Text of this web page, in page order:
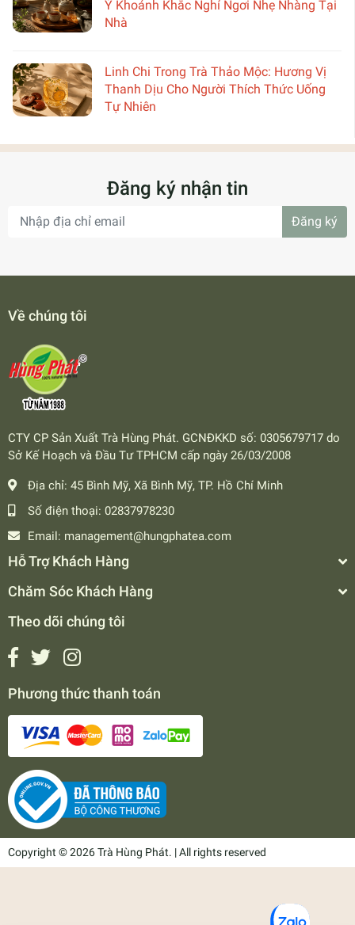
Ý Khoảnh Khắc Nghỉ Ngơi Nhẹ Nhàng Tại
Nhà
Linh Chi Trong Trà Thảo Mộc: Hương Vị
Thanh Dịu Cho Người Thích Thức Uống
Tự Nhiên
Đăng ký nhận tin
Đăng ký
Về chúng tôi
CTY CP Sản Xuất Trà Hùng Phát. GCNĐKKD số: 0305679717 do
Sở Kế Hoạch và Đầu Tư TPHCM cấp ngày 26/03/2008
Địa chỉ: 45 Bình Mỹ, Xã Bình Mỹ, TP. Hồ Chí Minh
Số điện thoại: 02837978230
Email: management@hungphatea.com
Hỗ Trợ Khách Hàng
Chăm Sóc Khách Hàng
Theo dõi chúng tôi
Phương thức thanh toán
Copyright © 2026 Trà Hùng Phát. | All rights reserved